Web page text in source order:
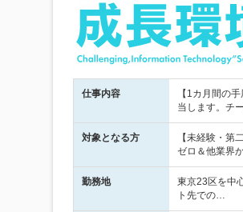
仕事内容
【1カ月間の
当します。チ
対象となる方
【未経験・
ゼロ＆他業界
勤務地
東京23区を中
ト先での…